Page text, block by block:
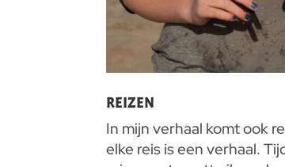
REIZEN
In mijn verhaal komt ook
elke reis is een verhaal.